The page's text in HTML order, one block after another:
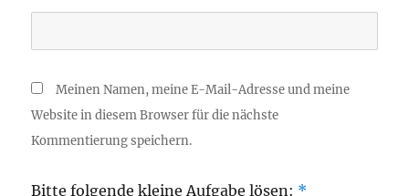
Meinen Namen, meine E-Mail-Adresse und meine
Website in diesem Browser für die nächste
Kommentierung speichern.
Bitte folgende kleine Aufgabe lösen: *